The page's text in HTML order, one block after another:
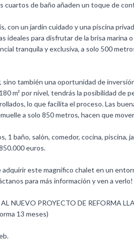
cuartos de baño añaden un toque de
con un jardín cuidado y una piscina
ideales para disfrutar de la brisa marina
tranquila y exclusiva, a solo 500
sino también una oportunidad de
m² por nivel, tendrás la posibilidad de
lo que facilita el proceso. Las
a solo 850 metros, hacen que
baño, salón, comedor, cocina, piscina,
euros.
este magnífico chalet en un
para más información y ven a verlo!
‌NUEVO ‌PROYECTO ‌DE REFORMA
13 ‌meses)